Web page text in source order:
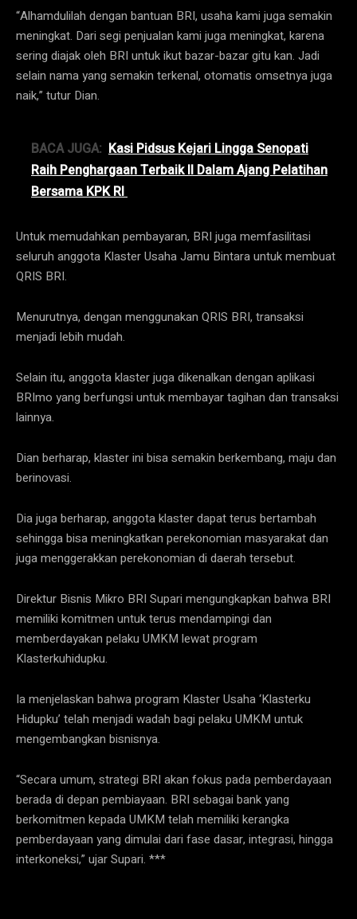
“Alhamdulilah dengan bantuan BRI, usaha kami juga semakin
meningkat. Dari segi penjualan kami juga meningkat, karena
sering diajak oleh BRI untuk ikut bazar-bazar gitu kan. Jadi
selain nama yang semakin terkenal, otomatis omsetnya juga
naik,” tutur Dian.
BACA JUGA: Kasi Pidsus Kejari Lingga Senopati
Raih Penghargaan Terbaik II Dalam Ajang Pelatihan
Bersama KPK RI
Untuk memudahkan pembayaran, BRI juga memfasilitasi
seluruh anggota Klaster Usaha Jamu Bintara untuk membuat
QRIS BRI.
Menurutnya, dengan menggunakan QRIS BRI, transaksi
menjadi lebih mudah.
Selain itu, anggota klaster juga dikenalkan dengan aplikasi
BRImo yang berfungsi untuk membayar tagihan dan transaksi
lainnya.
Dian berharap, klaster ini bisa semakin berkembang, maju dan
berinovasi.
Dia juga berharap, anggota klaster dapat terus bertambah
sehingga bisa meningkatkan perekonomian masyarakat dan
juga menggerakkan perekonomian di daerah tersebut.
Direktur Bisnis Mikro BRI Supari mengungkapkan bahwa BRI
memiliki komitmen untuk terus mendampingi dan
memberdayakan pelaku UMKM lewat program
Klasterkuhidupku.
Ia menjelaskan bahwa program Klaster Usaha ‘Klasterku
Hidupku’ telah menjadi wadah bagi pelaku UMKM untuk
mengembangkan bisnisnya.
“Secara umum, strategi BRI akan fokus pada pemberdayaan
berada di depan pembiayaan. BRI sebagai bank yang
berkomitmen kepada UMKM telah memiliki kerangka
pemberdayaan yang dimulai dari fase dasar, integrasi, hingga
interkoneksi,” ujar Supari. ***